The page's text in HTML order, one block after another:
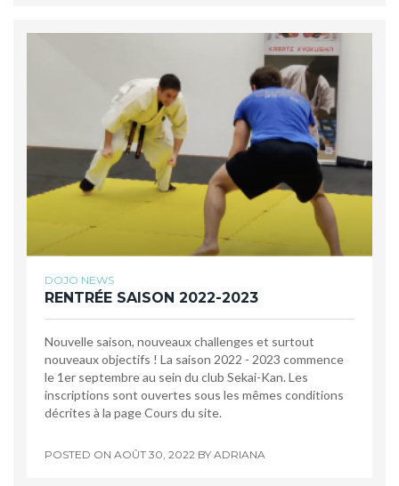
DOJO NEWS
RENTRÉE SAISON 2022-2023
Nouvelle saison, nouveaux challenges et surtout
nouveaux objectifs ! La saison 2022 - 2023 commence
le 1er septembre au sein du club Sekai-Kan. Les
inscriptions sont ouvertes sous les mêmes conditions
décrites à la page Cours du site.
POSTED ON AOÛT 30, 2022 BY ADRIANA